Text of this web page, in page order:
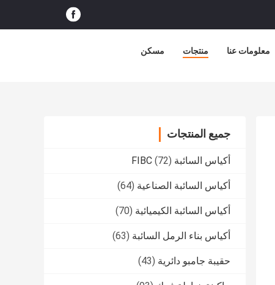
مسكن منتجات معلومات عنا
جميع المنتجات
أكياس السائبة FIBC (72)
أكياس السائبة الصناعية (64)
أكياس السائبة الكيميائية (70)
أكياس بناء الرمل السائبة (63)
حقيبة جامبو دائرية (43)